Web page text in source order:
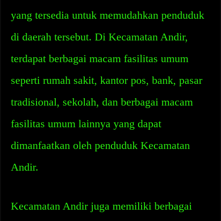
yang tersedia untuk memudahkan penduduk
di daerah tersebut. Di Kecamatan Andir,
terdapat berbagai macam fasilitas umum
seperti rumah sakit, kantor pos, bank, pasar
tradisional, sekolah, dan berbagai macam
fasilitas umum lainnya yang dapat
dimanfaatkan oleh penduduk Kecamatan
Andir.
Kecamatan Andir juga memiliki berbagai